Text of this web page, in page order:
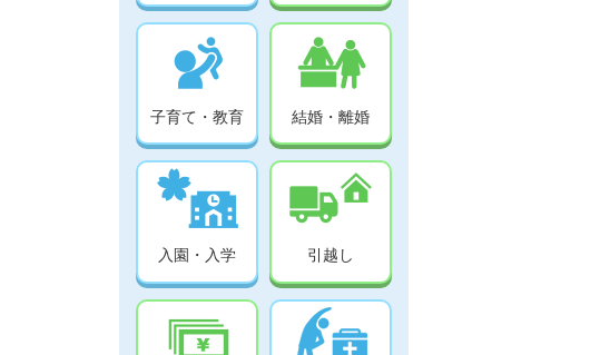
子育て・教育 結婚・離婚
入園・入学 引越し